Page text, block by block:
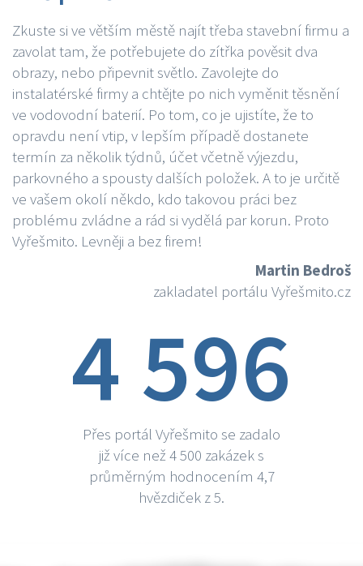
Zkuste si ve větším městě najít třeba stavební firmu a
zavolat tam, že potřebujete do zítřka pověsit dva
obrazy, nebo připevnit světlo. Zavolejte do
instalatérské firmy a chtějte po nich vyměnit těsnění
ve vodovodní baterií. Po tom, co je ujistíte, že to
opravdu není vtip, v lepším případě dostanete
termín za několik týdnů, účet včetně výjezdu,
parkovného a spousty dalších položek. A to je určitě
ve vašem okolí někdo, kdo takovou práci bez
problému zvládne a rád si vydělá par korun. Proto
Vyřešmito. Levněji a bez firem!
Martin Bedroš
zakladatel portálu Vyřešmito.cz
4 596
Přes portál Vyřešmito se zadalo
již více než 4 500 zakázek s
průměrným hodnocením 4,7
hvězdiček z 5.